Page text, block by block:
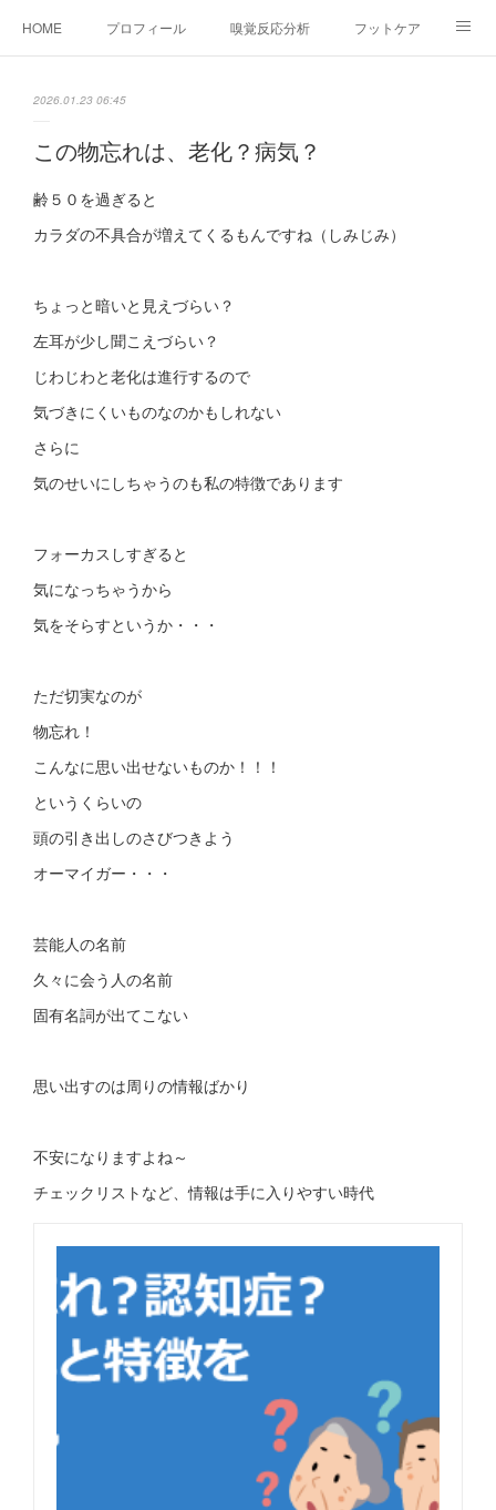
HOME プロフィール 嗅覚反応分析 フットケア
2026.01.23 06:45
この物忘れは、老化？病気？
齢５０を過ぎると
カラダの不具合が増えてくるもんですね（しみじみ）
ちょっと暗いと見えづらい？
左耳が少し聞こえづらい？
じわじわと老化は進行するので
気づきにくいものなのかもしれない
さらに
気のせいにしちゃうのも私の特徴であります
フォーカスしすぎると
気になっちゃうから
気をそらすというか・・・
ただ切実なのが
物忘れ！
こんなに思い出せないものか！！！
というくらいの
頭の引き出しのさびつきよう
オーマイガー・・・
芸能人の名前
久々に会う人の名前
固有名詞が出てこない
思い出すのは周りの情報ばかり
不安になりますよね～
チェックリストなど、情報は手に入りやすい時代